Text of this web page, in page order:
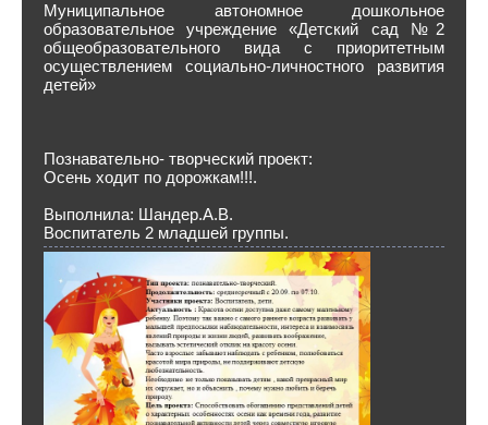
Муниципальное автономное дошкольное
образовательное учреждение «Детский сад №2
общеобразовательного вида с приоритетным
осуществлением социально-личностного развития
детей»
Познавательно- творческий проект:
Осень ходит по дорожкам!!!.
Выполнила: Шандер.А.В.
Воспитатель 2 младшей группы.